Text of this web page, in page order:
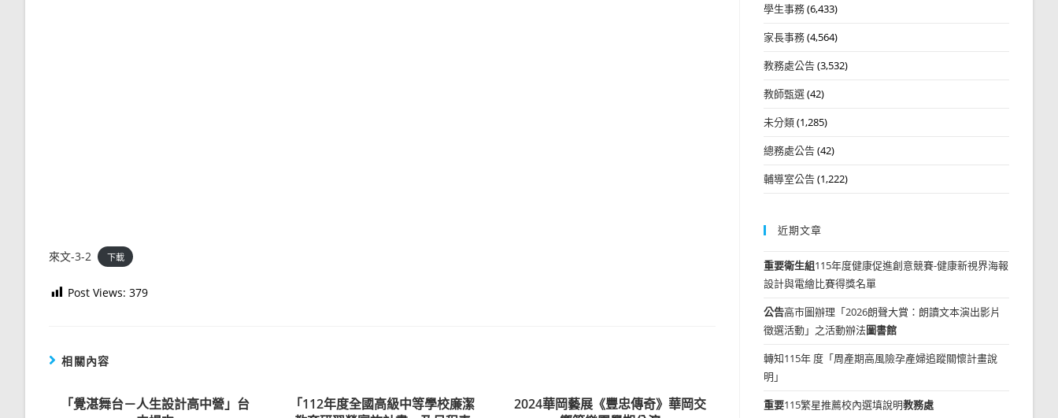
來文-3-2 下載
Post Views: 379
相關內容
「覺湛舞台－人生設計高中營」台
「112年度全國高級中等學校廉潔
2024華岡藝展《豐忠傳奇》華岡交
學生事務(6,433)
家長事務(4,564)
教務處公告(3,532)
教師甄選(42)
未分類(1,285)
總務處公告(42)
輔導室公告(1,222)
近期文章
重要衛生組115年度健康促進創意競賽-健康新視界海報
設計與電繪比賽得獎名單
公告高市圖辦理「2026朗聲大賞：朗讀文本演出影片
徵選活動」之活動辦法圖書館
轉知115年 度「周產期高風險孕產婦追蹤關懷計畫說
明」
重要115繁星推薦校內選填說明教務處